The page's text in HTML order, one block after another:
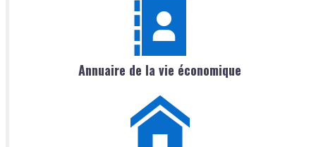
Annuaire de la vie économique